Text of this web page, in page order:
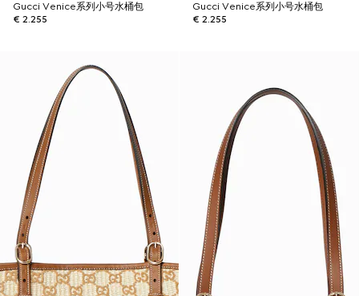
Gucci Venice系列小号水桶包
€ 2.255
Gucci Venice系列小号水桶包
€ 2.255